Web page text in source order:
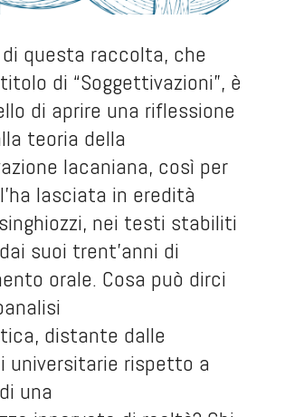
di questa raccolta, che
di “Soggettivazioni”, è
di aprire una riflessione
teoria della
lacaniana, così per
lasciata in eredità
nei testi stabiliti
suoi trent’anni di
orale. Cosa può dirci
distante dalle
universitarie rispetto a
una